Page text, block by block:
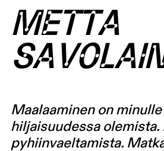
METTA
Maalaaminen on
hiljaisuudessa olemista.
pyhiinvaeltamista.